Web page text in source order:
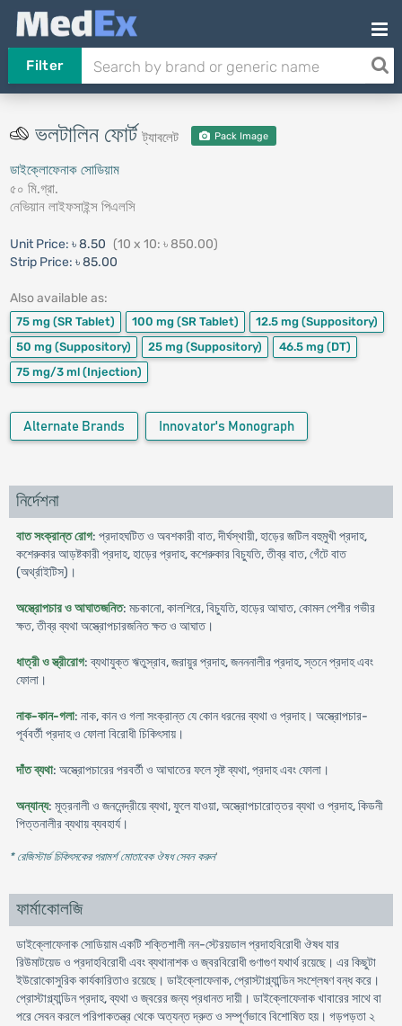
Filter
ভলটালিন ফোর্টট্যাবলেট Pack Image
ডাইক্লোফেনাক সোডিয়াম
৫০ মি.গ্রা.
নেভিয়ান লাইফসাইন্স পিএলসি
Unit Price: ৳ 8.50 (10 x 10: ৳ 850.00)
Strip Price: ৳ 85.00
Also available as:
75 mg (SR Tablet) 100 mg (SR Tablet) 12.5 mg (Suppository)
50 mg (Suppository) 25 mg (Suppository) 46.5 mg (DT)
75 mg/3 ml (Injection)
Alternate Brands Innovator's Monograph
নির্দেশনা
বাত সংক্রান্ত রোগ: প্রদাহঘটিত ও অবশকারী বাত, দীর্ঘস্থায়ী, হাড়ের জটিল বহুমুখী প্রদাহ,
কশেরুকার আড়ষ্টকারী প্রদাহ, হাড়ের প্রদাহ, কশেরুকার বিচ্যুতি, তীব্র বাত, গেঁটে বাত
(অর্থ্রাইটিস)।
অস্ত্রোপচার ও আঘাতজনিত: মচকানো, কালশিরে, বিচ্যুতি, হাড়ের আঘাত, কোমল পেশীর গভীর
ক্ষত, তীব্র ব্যথা অস্ত্রোপচারজনিত ক্ষত ও আঘাত।
ধাত্রী ও স্ত্রীরোগ: ব্যথাযুক্ত ঋতুস্রাব, জরায়ুর প্রদাহ, জনননালীর প্রদাহ, স্তনে প্রদাহ এবং
ফোলা।
নাক-কান-গলা: নাক, কান ও গলা সংক্রান্ত যে কোন ধরনের ব্যথা ও প্রদাহ। অস্ত্রোপচার-
পূর্ববর্তী প্রদাহ ও ফোলা বিরোধী চিকিৎসায়।
দাঁত ব্যথা: অস্ত্রোপচারের পরবর্তী ও আঘাতের ফলে সৃষ্ট ব্যথা, প্রদাহ এবং ফোলা।
অন্যান্য: মূত্রনালী ও জননেন্দ্রীয়ে ব্যথা, ফুলে যাওয়া, অস্ত্রোপচারোত্তর ব্যথা ও প্রদাহ, কিডনী
পিত্তনালীর ব্যথায় ব্যবহার্য।
* রেজিস্টার্ড চিকিৎসকের পরামর্শ মোতাবেক ঔষধ সেবন করুন'
ফার্মাকোলজি
ডাইক্লোফেনাক সোডিয়াম একটি শক্তিশালী নন-স্টেরয়ডাল প্রদাহবিরোধী ঔষধ যার
রিউমাটয়েড ও প্রদাহবিরোধী এবং ব্যথানাশক ও জ্বরবিরোধী গুণাগুণ যথার্থ রয়েছে। এর কিছুটা
ইউরোকোসুরিক কার্যকারিতাও রয়েছে। ডাইক্লোফেনাক, প্রোস্টাগ্ল্যান্ডিন সংশ্লেষণ বন্ধ করে।
প্রোস্টাগ্ল্যান্ডিন প্রদাহ, ব্যথা ও জ্বরের জন্য প্রধানত দায়ী। ডাইক্লোফেনাক খাবারের সাথে বা
পরে সেবন করলে পরিপাকতন্ত্র থেকে অত্যন্ত দ্রুত ও সম্পূর্ণভাবে বিশোষিত হয়। গড়পড়তা ২